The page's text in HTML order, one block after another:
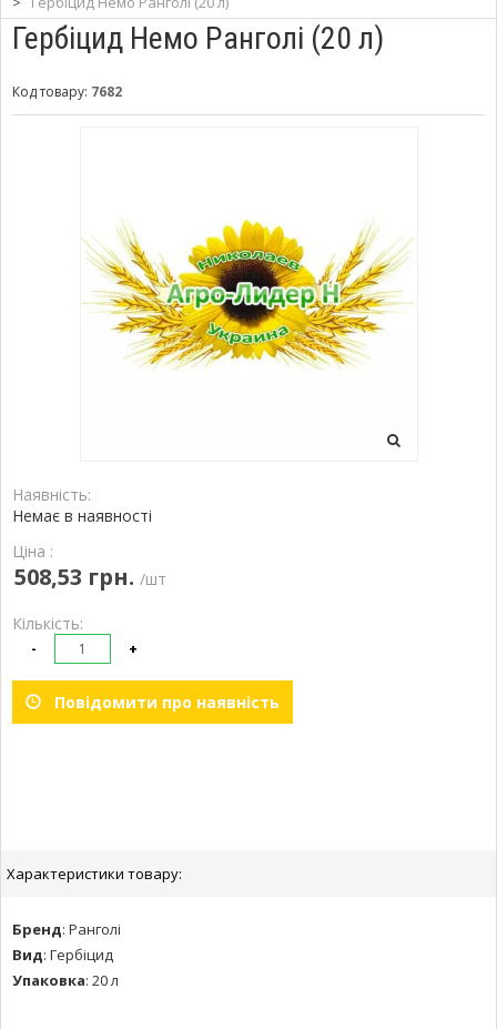
Гербіцид Немо Ранголі (20 л)
Код товару: 7682
Наявність:
Немає в наявності
Ціна :
508,53 грн. /шт
Кількість:
- +
Повідомити про наявність
Характеристики товару:
Бренд: Ранголі
Вид: Гербіцид
Упаковка: 20 л